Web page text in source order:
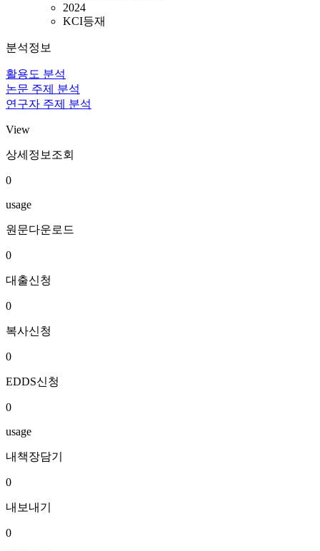
2024
KCI등재
분석정보
활용도 분석
논문 주제 분석
연구자 주제 분석
View
상세정보조회
0
usage
원문다운로드
0
대출신청
0
복사신청
0
EDDS신청
0
usage
내책장담기
0
내보내기
0